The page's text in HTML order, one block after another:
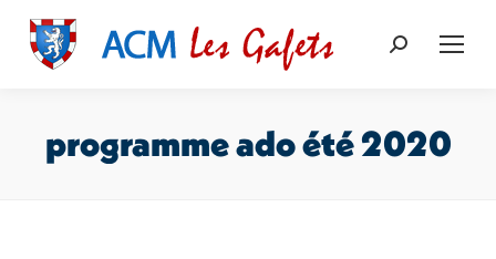
Recherche
programme ado été 2020